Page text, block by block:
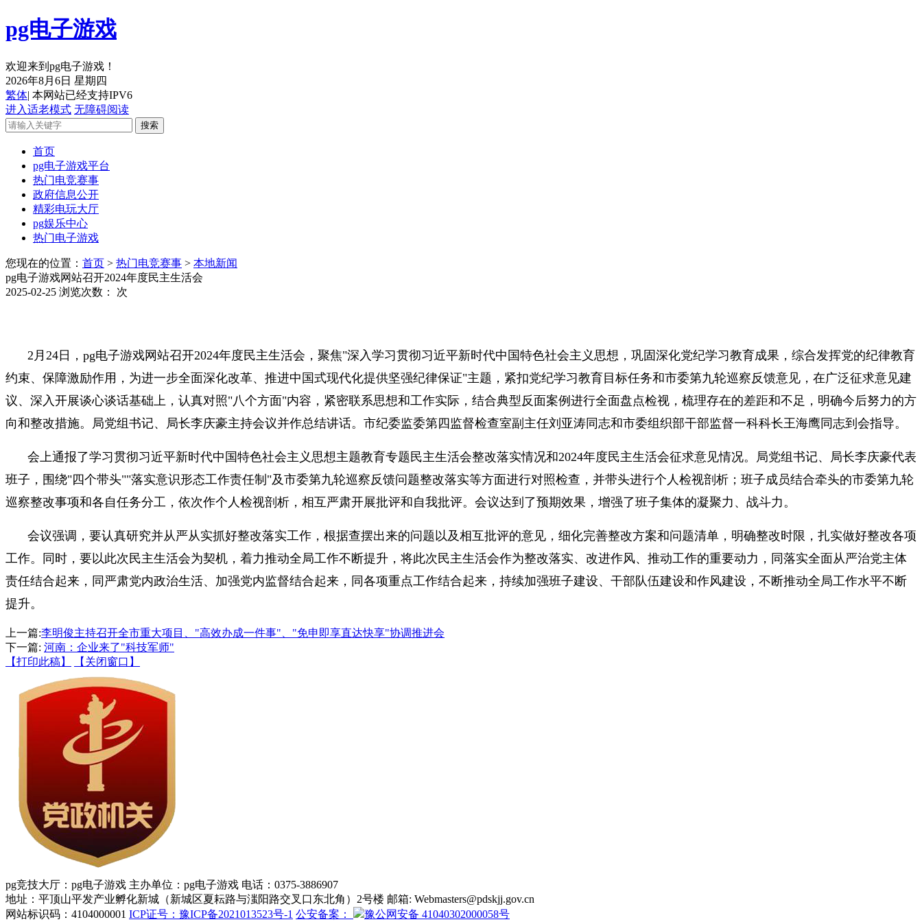
pg电子游戏
欢迎来到pg电子游戏！
2026年8月6日 星期四
繁体| 本网站已经支持IPV6
进入适老模式 无障碍阅读
首页
pg电子游戏平台
热门电竞赛事
政府信息公开
精彩电玩大厅
pg娱乐中心
热门电子游戏
您现在的位置： 首页 > 热门电竞赛事 > 本地新闻
pg电子游戏网站召开2024年度民主生活会
2025-02-25 浏览次数： 次
2月24日，pg电子游戏网站召开2024年度民主生活会，聚焦"深入学习贯彻习近平新时代中国特色社会主义思想，巩固深化党纪学习教育成果，综合发挥党的纪律教育
约束、保障激励作用，为进一步全面深化改革、推进中国式现代化提供坚强纪律保证"主题，紧扣党纪学习教育目标任务和市委第九轮巡察反馈意见，在广泛征求意见建
议、深入开展谈心谈话基础上，认真对照"八个方面"内容，紧密联系思想和工作实际，结合典型反面案例进行全面盘点检视，梳理存在的差距和不足，明确今后努力的方
向和整改措施。局党组书记、局长李庆豪主持会议并作总结讲话。市纪委监委第四监督检查室副主任刘亚涛同志和市委组织部干部监督一科科长王海鹰同志到会指导。
会上通报了学习贯彻习近平新时代中国特色社会主义思想主题教育专题民主生活会整改落实情况和2024年度民主生活会征求意见情况。局党组书记、局长李庆豪代表
班子，围绕"四个带头""落实意识形态工作责任制"及市委第九轮巡察反馈问题整改落实等方面进行对照检查，并带头进行个人检视剖析；班子成员结合牵头的市委第九轮
巡察整改事项和各自任务分工，依次作个人检视剖析，相互严肃开展批评和自我批评。会议达到了预期效果，增强了班子集体的凝聚力、战斗力。
会议强调，要认真研究并从严从实抓好整改落实工作，根据查摆出来的问题以及相互批评的意见，细化完善整改方案和问题清单，明确整改时限，扎实做好整改各项
工作。同时，要以此次民主生活会为契机，着力推动全局工作不断提升，将此次民主生活会作为整改落实、改进作风、推动工作的重要动力，同落实全面从严治党主体
责任结合起来，同严肃党内政治生活、加强党内监督结合起来，同各项重点工作结合起来，持续加强班子建设、干部队伍建设和作风建设，不断推动全局工作水平不断
提升。
上一篇:李明俊主持召开全市重大项目、"高效办成一件事"、"免申即享直达快享"协调推进会
下一篇: 河南：企业来了"科技军师"
【打印此稿】
【关闭窗口】
pg竞技大厅：pg电子游戏 主办单位：pg电子游戏 电话：0375-3886907
地址：平顶山平发产业孵化新城（新城区夏耘路与滍阳路交叉口东北角）2号楼 邮箱: Webmasters@pdskjj.gov.cn
网站标识码：4104000001 ICP证号：豫ICP备2021013523号-1 公安备案： 豫公网安备 41040302000058号